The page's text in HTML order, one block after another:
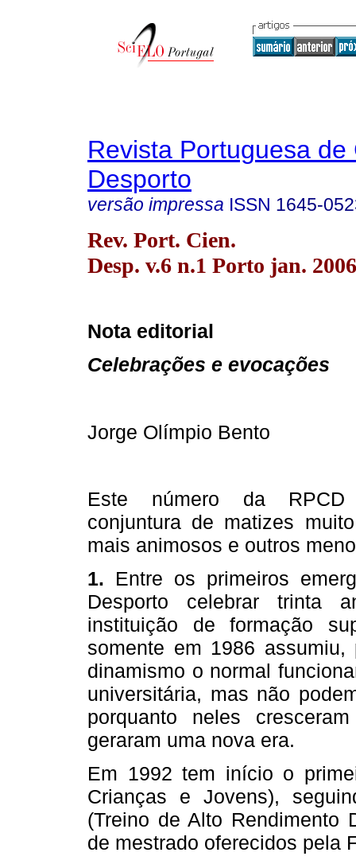
Revista Portuguesa de
Desporto
versão impressa ISSN 1645-
Rev. Port. Cien.
Desp. v.6 n.1 Porto jan. 2006
Nota editorial
Celebrações e evocações
Jorge Olímpio Bento
Este número da
conjuntura de matizes
mais animosos e outros
1. Entre os primeiros
Desporto celebrar trinta
instituição de formação
somente em 1986
dinamismo o normal
universitária, mas não
porquanto neles
geraram uma nova era.
Em 1992 tem início o
Crianças e Jovens),
(Treino de Alto Rendimento
de mestrado oferecidos pela